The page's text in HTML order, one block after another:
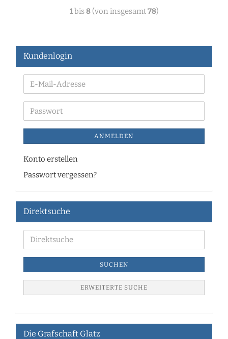
1bis8(von insgesamt78)
Kundenlogin
ANMELDEN
Konto erstellen
Passwort vergessen?
Direktsuche
SUCHEN
ERWEITERTE SUCHE
Die Grafschaft Glatz